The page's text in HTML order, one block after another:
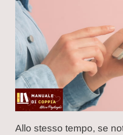
Allo stesso tempo, se